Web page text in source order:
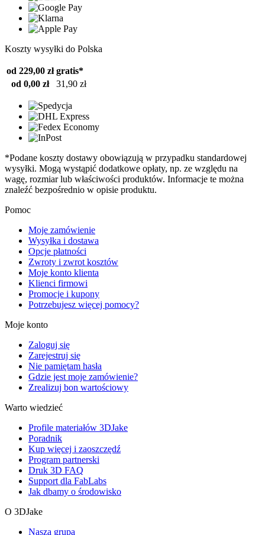
Koszty wysyłki do Polska
od 229,00 zł gratis*
od 0,00 zł
31,90 zł
*Podane koszty dostawy obowiązują w przypadku standardowej
wysyłki. Mogą wystąpić dodatkowe opłaty, np. ze względu na
wagę, rozmiar lub właściwości produktów. Informacje te można
znaleźć bezpośrednio w opisie produktu.
Pomoc
Moje zamówienie
Wysyłka i dostawa
Opcje płatności
Zwroty i zwrot kosztów
Moje konto klienta
Klienci firmowi
Promocje i kupony
Potrzebujesz więcej pomocy?
Moje konto
Zaloguj się
Zarejestruj się
Nie pamiętam hasła
Gdzie jest moje zamówienie?
Zrealizuj bon wartościowy
Warto wiedzieć
Profile materiałów 3DJake
Poradnik
Kup więcej i zaoszczędź
Program partnerski
Druk 3D FAQ
Support dla FabLabs
Jak dbamy o środowisko
O 3DJake
Nasza grupa